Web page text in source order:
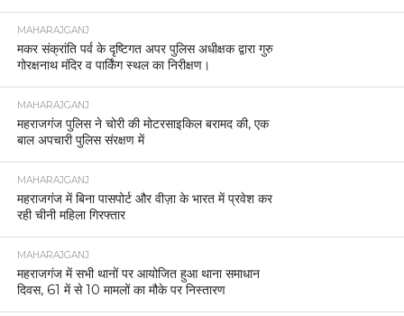
MAHARAJGANJ
मकर संक्रांति पर्व के दृष्टिगत अपर पुलिस अधीक्षक द्वारा गुरु
गोरक्षनाथ मंदिर व पार्किंग स्थल का निरीक्षण।
MAHARAJGANJ
महराजगंज पुलिस ने चोरी की मोटरसाइकिल बरामद की, एक
बाल अपचारी पुलिस संरक्षण में
MAHARAJGANJ
महराजगंज में बिना पासपोर्ट और वीज़ा के भारत में प्रवेश कर
रही चीनी महिला गिरफ्तार
MAHARAJGANJ
महराजगंज में सभी थानों पर आयोजित हुआ थाना समाधान
दिवस, 61 में से 10 मामलों का मौके पर निस्तारण